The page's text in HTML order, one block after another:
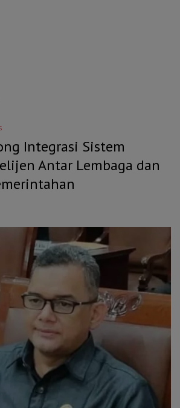
Integrasi Sistem
Antar Lembaga dan